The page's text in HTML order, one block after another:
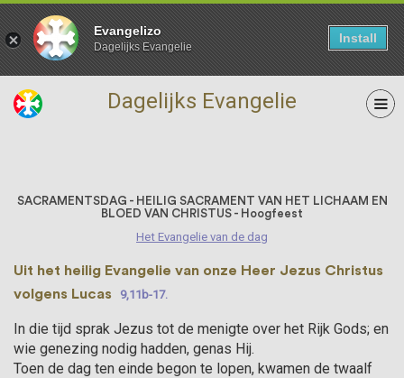
Evangelizo
Dagelijks Evangelie
Install
Dagelijks Evangelie 23 Juni
SACRAMENTSDAG - HEILIG SACRAMENT VAN HET LICHAAM EN
BLOED VAN CHRISTUS - Hoogfeest
Het Evangelie van de dag
Uit het heilig Evangelie van onze Heer Jezus Christus
volgens Lucas
9,11b-17.
In die tijd sprak Jezus tot de menigte over het Rijk Gods; en
wie genezing nodig hadden, genas Hij.
Toen de dag ten einde begon te lopen, kwamen de twaalf